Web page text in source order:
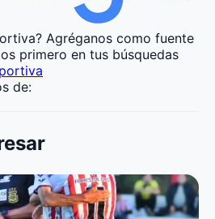
Agréganos como fuente
primero en tus búsquedas
de: